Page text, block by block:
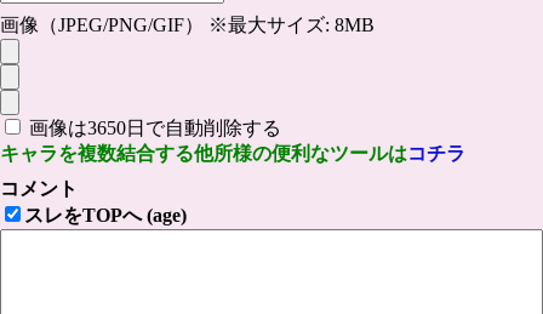
画像（JPEG/PNG/GIF） ※最大サイズ: 8MB
画像は3650日で自動削除する
キャラを複数結合する他所様の便利なツールはコチラ
コメント
スレをTOPへ (age)